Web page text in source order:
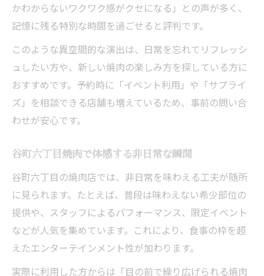
かわからないワクワク感がクセになる」との声が多く、
記憶に残る特別な時間を過ごせると評判です。
このような異空間的な演出は、日常を忘れてリフレッシ
ュしたい方や、新しい焼肉の楽しみ方を探している方に
おすすめです。予約時に「イベント利用」や「サプライ
ズ」を相談できる店舗も増えているため、事前の問い合
わせが安心です。
谷町六丁目焼肉で体感する非日常な瞬間
谷町六丁目の焼肉店では、非日常を味わえる工夫が随所
に見られます。たとえば、普段は味わえない希少部位の
提供や、スタッフによるパフォーマンス、限定イベント
などが人気を集めています。これにより、食事の枠を超
えたエンターテインメント性が加わります。
実際に利用した方からは「目の前で繰り広げられる焼肉